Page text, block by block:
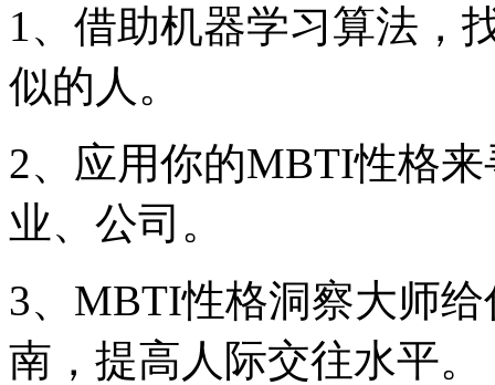
1、借助机器学习算法，
似的人。
2、应用你的MBTI性格
业、公司。
3、MBTI性格洞察大师
南，提高人际交往水平。